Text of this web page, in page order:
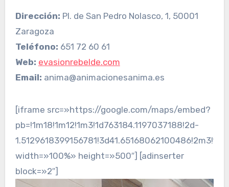
Dirección: Pl. de San Pedro Nolasco, 1, 50001
Zaragoza
Teléfono: 651 72 60 61
Web: evasionrebelde.com
Email: anima@animacionesanima.es
[iframe src=»https://google.com/maps/embed?
pb=!1m18!1m12!1m3!1d763184.1197037188!2d-
width=»100%» height=»500″] [adinserter
block=»2″]